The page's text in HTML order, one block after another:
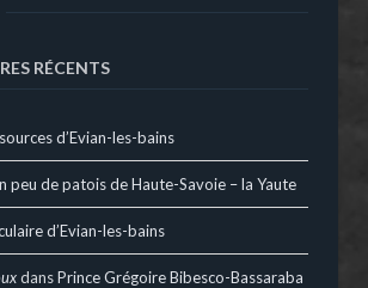
RÉCENTS
d’Evian-les-bains
peu de patois de Haute-Savoie – la Yaute
d’Evian-les-bains
dansPrince Grégoire Bibesco-Bassaraba